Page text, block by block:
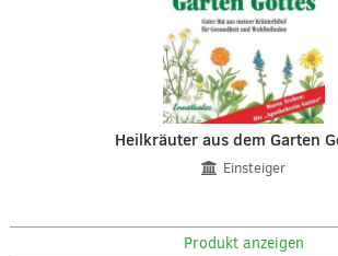
Heilkräuter aus dem Garten
Einsteiger
Produkt anzeigen